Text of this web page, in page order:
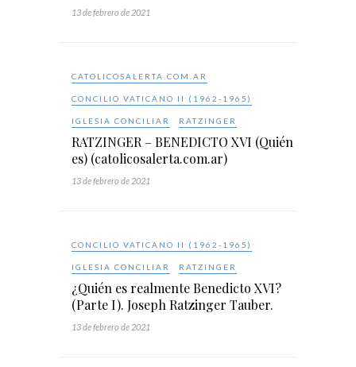
13 de febrero de 2021
CATOLICOSALERTA.COM.AR
CONCILIO VATICANO II (1962-1965)
IGLESIA CONCILIAR RATZINGER
RATZINGER – BENEDICTO XVI (Quién
es) (catolicosalerta.com.ar)
13 de febrero de 2021
CONCILIO VATICANO II (1962-1965)
IGLESIA CONCILIAR RATZINGER
¿Quién es realmente Benedicto XVI?
(Parte I). Joseph Ratzinger Tauber.
13 de febrero de 2021